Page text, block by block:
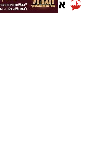
נספרה.
קבוצת התקשורת ומקומוני הרשת: